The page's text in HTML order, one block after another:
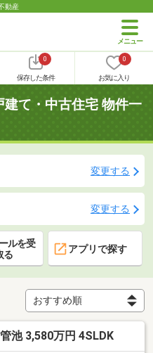
動産
0
保存した条件
0
お気に入り
て・中古住宅 物件一
変更する
変更する
ルを受
る
アプリで探す
池 3,580万円 4SLDK